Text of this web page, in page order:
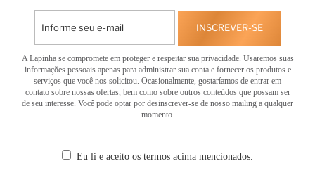
INSCREVER-SE
A Lapinha se compromete em proteger e respeitar sua privacidade. Usaremos suas
informações pessoais apenas para administrar sua conta e fornecer os produtos e
serviços que você nos solicitou. Ocasionalmente, gostaríamos de entrar em
contato sobre nossas ofertas, bem como sobre outros conteúdos que possam ser
de seu interesse. Você pode optar por desinscrever-se de nosso mailing a qualquer
momento.
Eu li e aceito os termos acima mencionados.